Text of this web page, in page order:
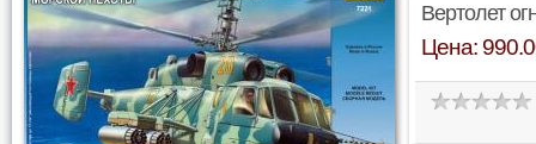
> >
Вертолет
Цена: